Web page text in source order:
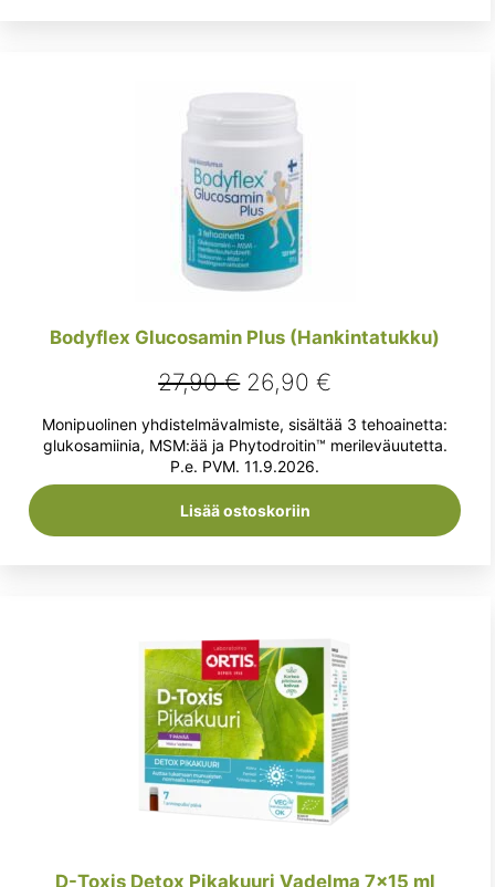
Bodyflex Glucosamin Plus (Hankintatukku)
27,90€ Alkuperäinen
hinta
oli:
27,90 €.
26,90€
hinta
on:
Monipuolinen yhdistelmävalmiste, sisältää 3 tehoainetta:
glukosamiinia, MSM:ää ja Phytodroitin™ merileväuutetta.
P.e. PVM. 11.9.2026.
Lisää ostoskoriin
D-Toxis Detox Pikakuuri Vadelma 7×15 ml